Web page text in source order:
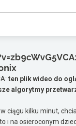
ten plik wideo do
algorytmy
ciągu kilku minut,
i na osieroconym